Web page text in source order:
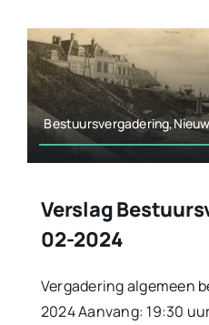
Verslag
02-2024
Vergadering algemeen
2024 Aanvang: 19:30